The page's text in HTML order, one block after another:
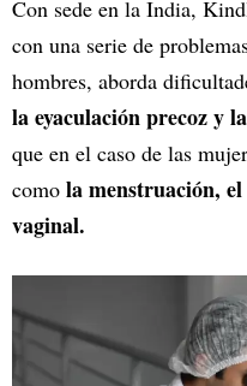
Con sede en la India,
con una serie de
hombres, aborda
la eyaculación precoz y
que en el caso de las
como la menstruación,
vaginal.